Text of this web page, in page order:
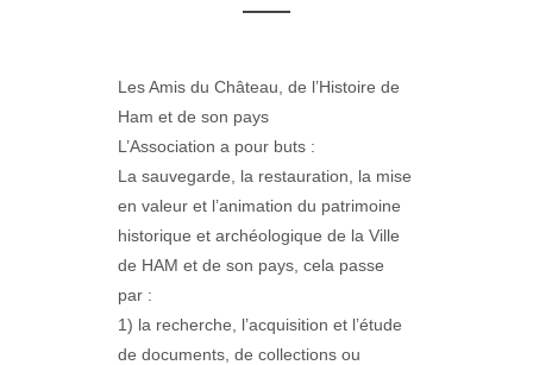
Les Amis du Château, de l’Histoire de
Ham et de son pays
L’Association a pour buts :
La sauvegarde, la restauration, la mise
en valeur et l’animation du patrimoine
historique et archéologique de la Ville
de HAM et de son pays, cela passe
par :
1) la recherche, l’acquisition et l’étude
de documents, de collections ou